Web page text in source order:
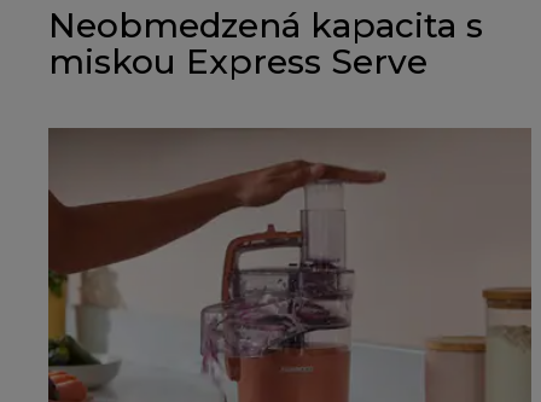
Neobmedzená kapacita s
miskou Express Serve